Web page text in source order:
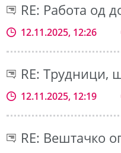
RE: Работа од
12.11.2025, 12:26
RE: Трудници,
12.11.2025, 12:19
RE: Вештачко